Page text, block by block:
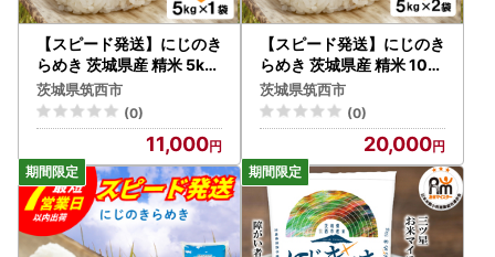
【スピード発送】にじのき
らめき 茨城県産 精米 5kg
[rin020] 白米
茨城県筑西市
(0)
11,000
【スピード発送】にじのき
らめき 茨城県産 精米 10k
g [rin021] 白米
茨城県筑西市
(0)
20,000